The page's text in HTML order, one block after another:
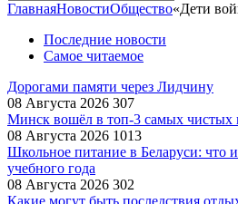
ГлавнаяНовостиОбщество«Дети
Последние новости
Самое читаемое
Дорогами памяти через Лидчину
08 Августа 2026 307
Минск вошёл в топ-3 самых чистых
08 Августа 2026 1013
Школьное питание в Беларуси: что
учебного года
08 Августа 2026 302
Какие могут быть последствия